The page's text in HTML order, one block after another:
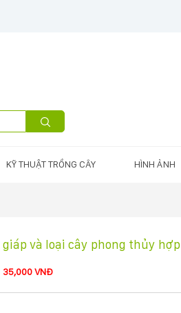
KỸ THUẬT TRỒNG CÂY HÌNH ẢNH
giáp và loại cây phong thủy
35,000 VNĐ